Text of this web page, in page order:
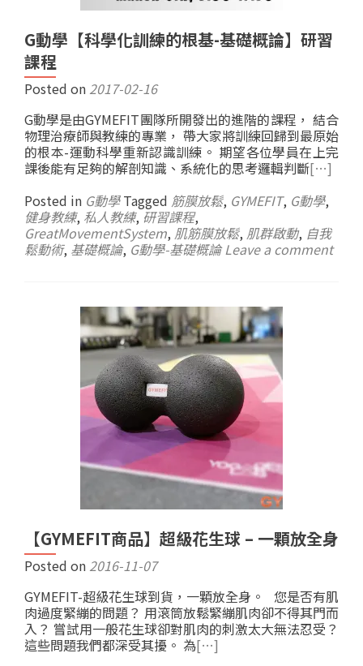
G動學【科學化訓練的根基-基礎概論】研習
課程
Posted on 2017-02-16
G動學是由GYMEFIT團隊所開發出的進階的課程， 結合
物理治療師與教練的專業， 帶大家將訓練回歸到最原始
的根本-運動科學重新認識訓練。 期望各位學員在上完
課後能有足夠的解剖知識、系統化的思考邏輯判斷[…]
Posted in G動學 Tagged 筋膜放鬆, GYMEFIT, G動學,
健身教練, 私人教練, 研習課程,
GreatMovementSystem, 肌筋膜放鬆, 肌群啟動, 自我
鬆動術, 基礎概論, G動學-基礎概論 Leave a comment
【GYMEFIT商品】超級花生球 – 一顆放全身
Posted on 2016-11-07
GYMEFIT-超級花生球到貨，一顆放全身。 您是否有肌
肉過度緊繃的問題？ 用滾筒放鬆緊繃肌肉卻不得其門而
入？ 嘗試用一般花生球卻對肌肉的刺激太大無法忍受？
這些問題我們都深受其擾。 為[…]